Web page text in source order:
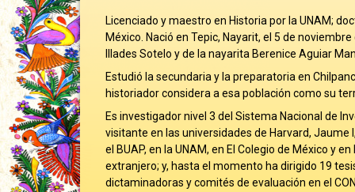
Licenciado y maestro en Historia por la UNAM;
México. Nació en Tepic, Nayarit, el 5 de
Illades Sotelo y de la nayarita Berenice Aguiar
Estudió la secundaria y la preparatoria en
historiador considera a esa población como su
Es investigador nivel 3 del Sistema Nacional de
visitante en las universidades de Harvard, Jaume
el BUAP, en la UNAM, en El Colegio de México y
extranjero; y, hasta el momento ha dirigido 19
dictaminadoras y comités de evaluación en el